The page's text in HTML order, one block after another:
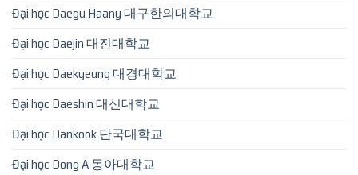
Đại học Daegu Haany 대구한의대학교
Đại học Daejin 대진대학교
Đại học Daekyeung 대경대학교
Đại học Daeshin 대신대학교
Đại học Dankook 단국대학교
Đại học Dong A 동아대학교